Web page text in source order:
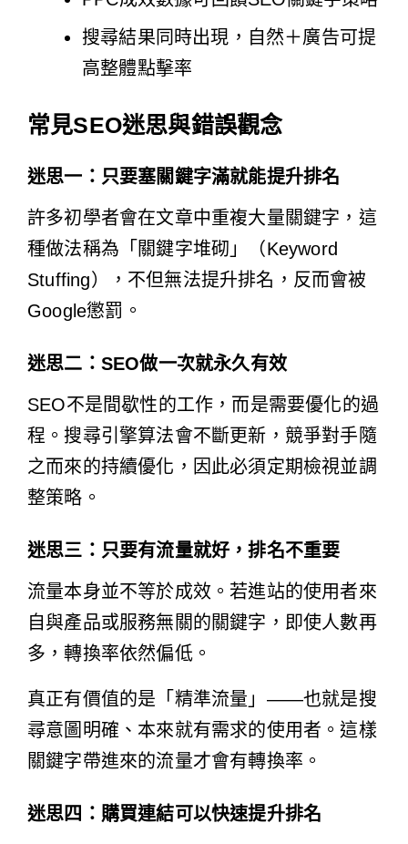
搜尋結果同時出現，自然＋廣告可提
高整體點擊率
常見SEO迷思與錯誤觀念
迷思一：只要塞關鍵字滿就能提升排名
許多初學者會在文章中重複大量關鍵字，這
種做法稱為「關鍵字堆砌」（Keyword
Stuffing），不但無法提升排名，反而會被
Google懲罰。
迷思二：SEO做一次就永久有效
SEO不是間歇性的工作，而是需要優化的過
程。搜尋引擎算法會不斷更新，競爭對手隨
之而來的持續優化，因此必須定期檢視並調
整策略。
迷思三：只要有流量就好，排名不重要
流量本身並不等於成效。若進站的使用者來
自與產品或服務無關的關鍵字，即使人數再
多，轉換率依然偏低。
真正有價值的是「精準流量」——也就是搜
尋意圖明確、本來就有需求的使用者。這樣
關鍵字帶進來的流量才會有轉換率。
迷思四：購買連結可以快速提升排名